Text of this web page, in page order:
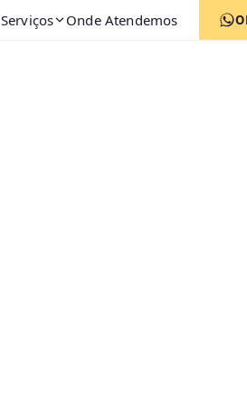
Serviços Onde Atendemos